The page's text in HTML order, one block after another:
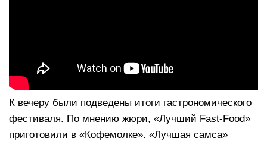
К вечеру были подведены итоги гастрономического
фестиваля. По мнению жюри, «Лучший Fast-Food»
приготовили в «Кофемолке». «Лучшая самса»